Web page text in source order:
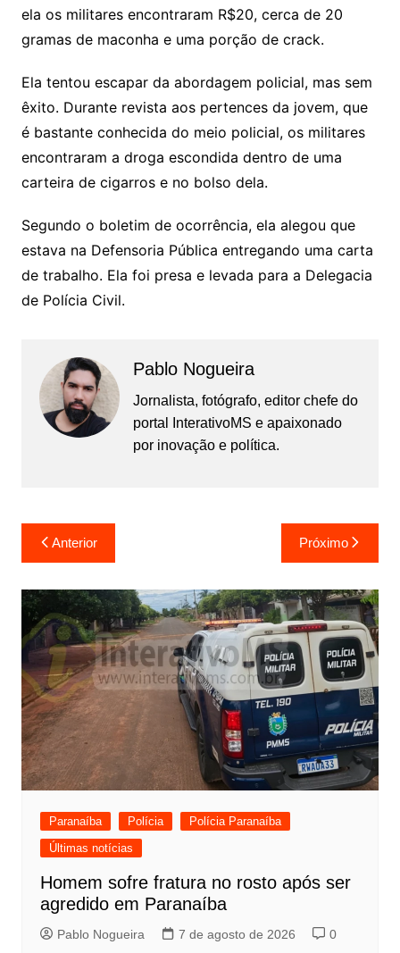
ela os militares encontraram R$20, cerca de 20
gramas de maconha e uma porção de crack.
Ela tentou escapar da abordagem policial, mas sem
êxito. Durante revista aos pertences da jovem, que
é bastante conhecida do meio policial, os militares
encontraram a droga escondida dentro de uma
carteira de cigarros e no bolso dela.
Segundo o boletim de ocorrência, ela alegou que
estava na Defensoria Pública entregando uma carta
de trabalho. Ela foi presa e levada para a Delegacia
de Polícia Civil.
Pablo Nogueira
Jornalista, fotógrafo, editor chefe do
portal InterativoMS e apaixonado
por inovação e política.
Navegação
de
Post
Anterior Próximo
Paranaíba Polícia
Polícia Paranaíba
Últimas notícias
Homem sofre fratura no rosto após ser
agredido em Paranaíba
Pablo Nogueira 7 de agosto de 2026 0